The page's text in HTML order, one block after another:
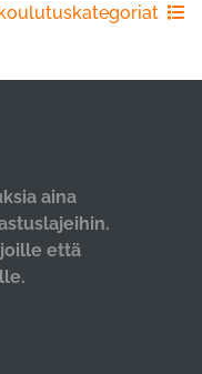
aina
että